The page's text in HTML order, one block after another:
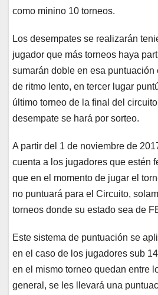
como minino 10 torneos.
Los desempates se realizarán
jugador que más torneos haya
sumarán doble en esa puntuación
de ritmo lento, en tercer lugar
último torneo de la final del
desempate se hará por sorteo.
A partir del 1 de noviembre de
cuenta a los jugadores que estén
que en el momento de jugar el
no puntuará para el Circuito,
torneos donde su estado sea de
Este sistema de puntuación se
en el caso de los jugadores sub
en el mismo torneo quedan entre
general, se les llevará una